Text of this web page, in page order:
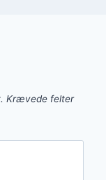
Krævede felter